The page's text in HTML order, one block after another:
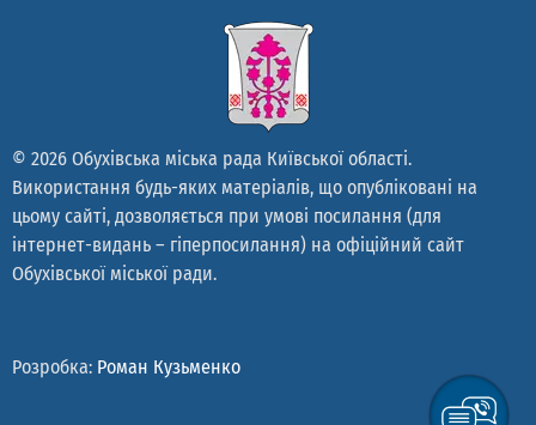
© 2026 Обухівська міська рада Київської області.
Використання будь-яких матеріалів, що опубліковані на
цьому сайті, дозволяється при умові посилання (для
інтернет-видань – гіперпосилання) на офіційний сайт
Обухівської міської ради.
Розробка: Роман Кузьменко